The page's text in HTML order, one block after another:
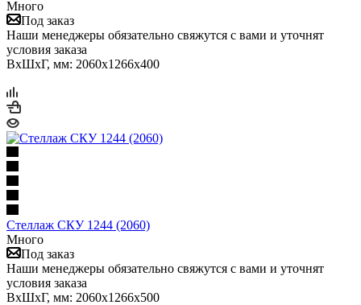
Много
Под заказ
Наши менеджеры обязательно свяжутся с вами и уточнят
условия заказа
ВхШхГ, мм: 2060x1266x400
Стеллаж СКУ 1244 (2060)
Много
Под заказ
Наши менеджеры обязательно свяжутся с вами и уточнят
условия заказа
ВхШхГ, мм: 2060x1266x500